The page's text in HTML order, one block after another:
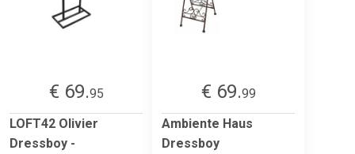
€ 69.95
LOFT42 Olivier
Dressboy -
€ 69.99
Ambiente Haus
Dressboy